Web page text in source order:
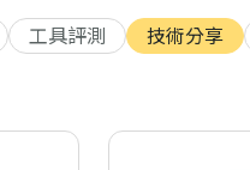
工具評測 技術分享